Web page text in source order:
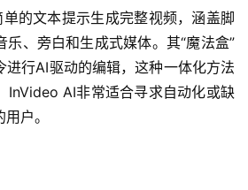
的文本提示生成完整视频，涵盖脚
乐、旁白和生成式媒体。其“魔法盒”
进行AI驱动的编辑，这种一体化方法
InVideo AI非常适合寻求自动化或缺
户。